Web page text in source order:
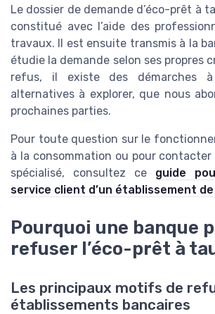
Le dossier de demande d’éco-prêt à
constitué avec l’aide des
travaux. Il est ensuite transmis à la
étudie la demande selon ses propres
refus, il existe des démarches
alternatives à explorer, que nous
prochaines parties.
Pour toute question sur le
à la consommation ou pour
spécialisé, consultez ce guide
service client d’un établissement
Pourquoi une banque
refuser l’éco-prêt à
Les principaux motifs de
établissements bancaires